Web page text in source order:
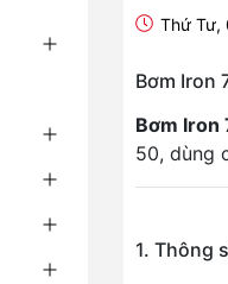
Thứ Tư,
Bơm Iron
Bơm Iron
50, dùng
1. Thông